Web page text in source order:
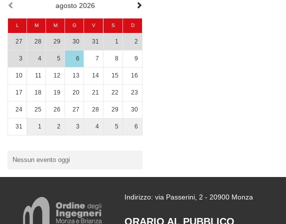
agosto 2026
L M M G V S D
27 28 29 30 31 1 2
3 4 5 6 7 8 9
10 11 12 13 14 15 16
17 18 19 20 21 22 23
24 25 26 27 28 29 30
31 1 2 3 4 5 6
Nessun evento oggi
Indirizzo: via Passerini, 2 - 20900 Monza
ORARIO AL PUBBLICO